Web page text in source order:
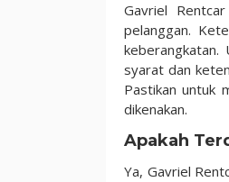
Gavriel
pelanggan.
keberangkatan.
syarat dan
Pastikan untuk
dikenakan.
Apakah
Ya, Gavriel